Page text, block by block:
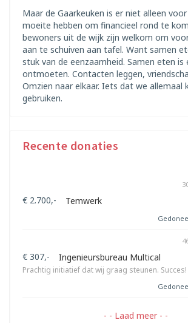
Maar de Gaarkeuken is er niet alleen
moeite hebben om financieel rond te
bewoners uit de wijk zijn welkom om
aan te schuiven aan tafel. Want samen
stuk van de eenzaamheid. Samen eten is
ontmoeten. Contacten leggen,
Omzien naar elkaar. Iets dat we allemaal
gebruiken.
Recente donaties
€ 2.700,- Temwerk
€ 307,- Ingenieursbureau Multical
Prachtig initiatief dat wij graag steunen. Succes!
- - Laad meer - -